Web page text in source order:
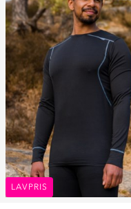
LAVPRIS